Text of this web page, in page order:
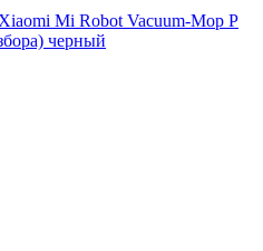
Mi Robot Vacuum-Mop P
черный